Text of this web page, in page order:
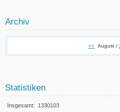
Archiv
<< August /
Statistiken
Insgesamt: 1330103